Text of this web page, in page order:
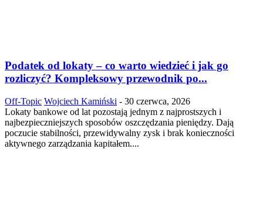
Podatek od lokaty – co warto wiedzieć i jak go
rozliczyć? Kompleksowy przewodnik po...
Off-Topic Wojciech Kamiński - 30 czerwca, 2026
Lokaty bankowe od lat pozostają jednym z najprostszych i
najbezpieczniejszych sposobów oszczędzania pieniędzy. Dają
poczucie stabilności, przewidywalny zysk i brak konieczności
aktywnego zarządzania kapitałem....